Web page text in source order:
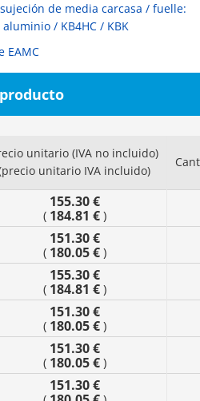
de media carcasa / fuelle:
/ KB4HC / KBK
EAMC
unitario (IVA no incluido)
unitario IVA incluido)
155.30 €
( 184.81 €)
151.30 €
( 180.05 €)
155.30 €
( 184.81 €)
151.30 €
( 180.05 €)
151.30 €
( 180.05 €)
151.30 €